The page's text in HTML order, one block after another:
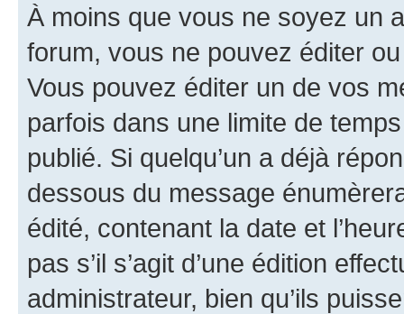
À moins que vous ne soyez un
forum, vous ne pouvez éditer
Vous pouvez éditer un de vos
parfois dans une limite de
publié. Si quelqu’un a déjà
dessous du message
édité, contenant la date et
pas s’il s’agit d’une édition
administrateur, bien qu’ils